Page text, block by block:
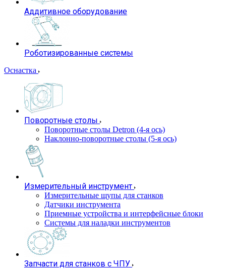
Аддитивное оборудование
Роботизированные системы
Оснастка
Поворотные столы
Поворотные столы Detron (4-я ось)
Наклонно-поворотные столы (5-я ось)
Измерительный инструмент
Измерительные щупы для станков
Датчики инструмента
Приемные устройства и интерфейсные блоки
Системы для наладки инструментов
Запчасти для станков с ЧПУ